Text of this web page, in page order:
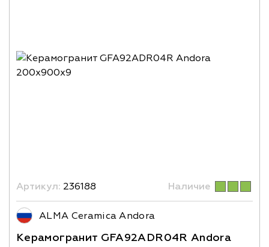
Артикул: 236188 Наличие
ALMA Ceramica Andora
Керамогранит GFA92ADR04R Andora